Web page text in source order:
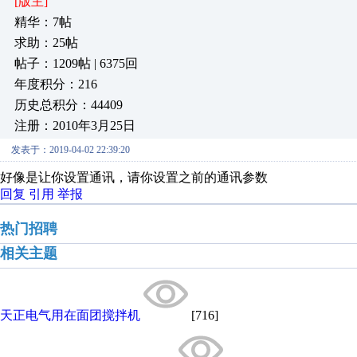
精华：7帖
求助：25帖
帖子：1209帖 | 6375回
年度积分：216
历史总积分：44409
注册：2010年3月25日
发表于：2019-04-02 22:39:20
好像是让你设置通讯，请你设置之前的通讯参数
回复 引用 举报
热门招聘
相关主题
天正电气用在面团搅拌机 [716]